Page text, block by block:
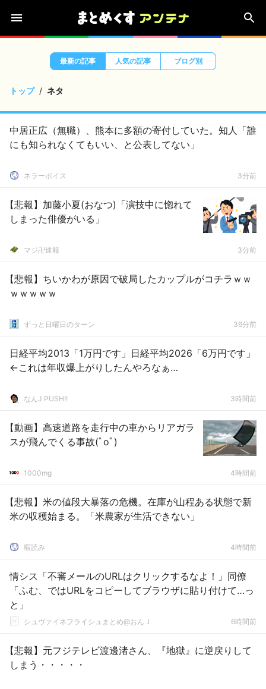
最新の記事 人気の記事 ブログ別
トップ ネタ
中居正広（無職）、熊本に多額の寄付していた。知人「誰
にも知られなくてもいい、と公表してない」
ネラーボイス 3分前
【悲報】加藤小夏(おなつ)「演技中に惚れて
しまった俳優がいる」
マジ卍速報 3分前
【悲報】ちいかわが原因で破局したカップルがコチラｗｗ
ｗｗｗｗｗ
ずっと日曜日のターン 36分前
日経平均2013「1万円です」日経平均2026「6万円です」
←これは年収爆上がりしたんやろなぁ…
なんJ PUSH!! 3時間前
【動画】高速道路を走行中の車からリアガラ
スが飛んでくる事故(ﾟoﾟ)
1000mg 4時間前
【悲報】米の値段大暴落の危機。在庫が山程ある状態で新
米の収穫始まる。「米農家が生活できない」
暇読み 4時間前
情シス「不審メールのURLはクリックするなよ！」同僚
「ふむ、ではURLをコピーしてブラウザに貼り付けて…っ
と」
シュヴァイネフライシュまとめ@おんＪ 6時間前
【悲報】元フジテレビ渡邊渚さん、『地獄』に逆戻りして
しまう・・・・・